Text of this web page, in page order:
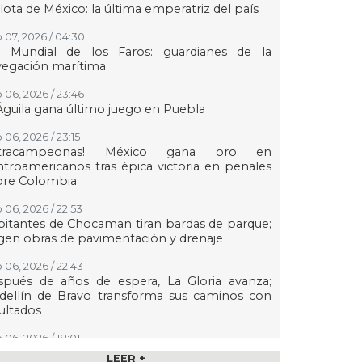
de México: la última emperatriz del país
07, 2026 / 04:30
Mundial de los Faros: guardianes de la
marítima
06, 2026 / 23:46
gana último juego en Puebla
06, 2026 / 23:15
México gana oro en
tras épica victoria en penales
Colombia
06, 2026 / 22:53
de Chocaman tiran bardas de parque;
obras de pavimentación y drenaje
06, 2026 / 22:43
de años de espera, La Gloria avanza;
de Bravo transforma sus caminos con
06, 2026 / 18:01
transmisión especial y emotivo convivio
LEER +